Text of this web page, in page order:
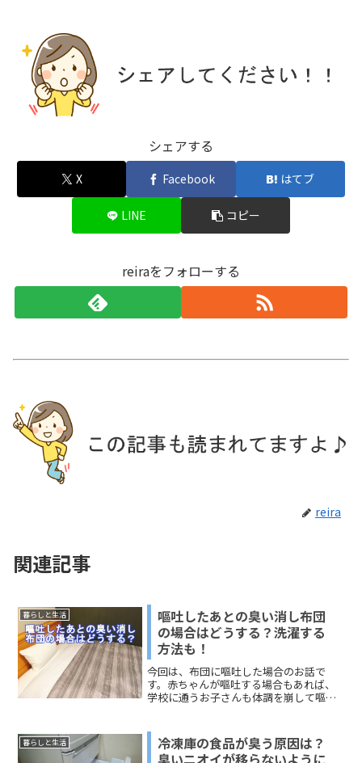
シェアする
X Facebook はてブ
LINE コピー
reiraをフォローする
reira
関連記事
暮らしと生活
嘔吐したあとの臭い消し布団
の場合はどうする？洗濯する
方法も！
今回は、布団に嘔吐した場合のお話で
す。赤ちゃんが嘔吐する場合もあれば、
学校に通うお子さんも体調を崩して嘔吐
した場合の臭い消し」と「布団を洗濯す
る方法」です。どうぞ、ご覧ください。
暮らしと生活
冷凍庫の食品が臭う原因は？